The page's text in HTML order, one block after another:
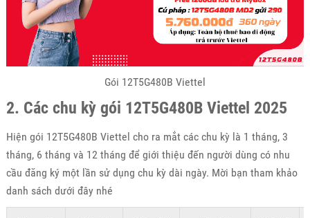
Gói 12T5G480B Viettel
2. Các chu kỳ gói 12T5G480B Viettel 2025
Hiện gói 12T5G480B Viettel cho ra mắt các chu kỳ là 1 tháng, 3
tháng, 6 tháng và 12 tháng để giới thiệu đến người dùng có nhu
cầu đăng ký một lần sử dụng chu kỳ dài ngày. Mời bạn tham khảo
danh sách dưới đây nhé